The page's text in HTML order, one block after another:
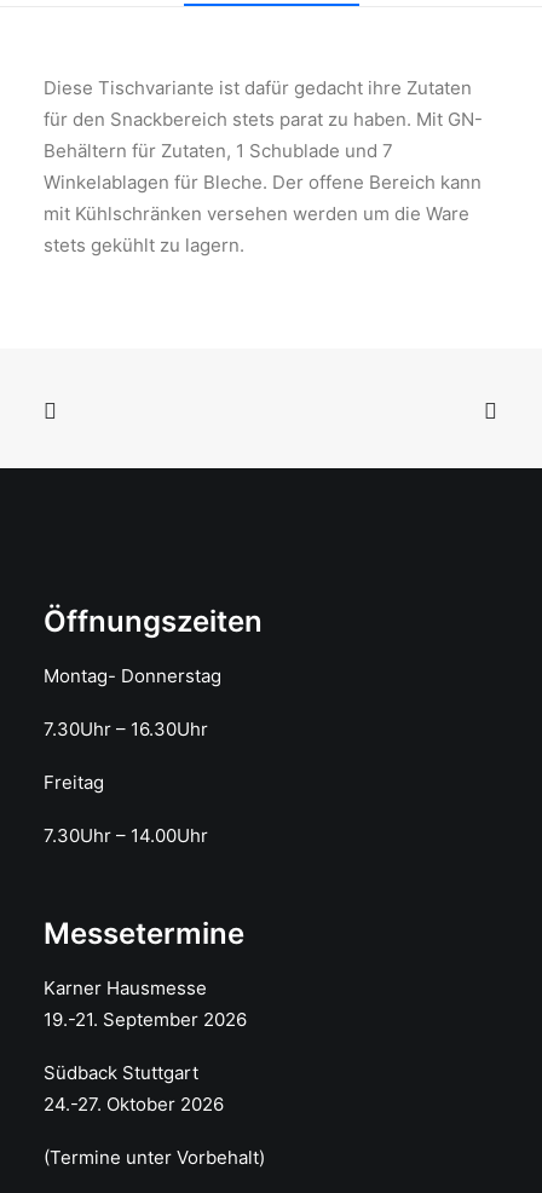
Diese Tischvariante ist dafür gedacht ihre Zutaten
für den Snackbereich stets parat zu haben. Mit GN-
Behältern für Zutaten, 1 Schublade und 7
Winkelablagen für Bleche. Der offene Bereich kann
mit Kühlschränken versehen werden um die Ware
stets gekühlt zu lagern.
Öffnungszeiten
Montag- Donnerstag
7.30Uhr – 16.30Uhr
Freitag
7.30Uhr – 14.00Uhr
Messetermine
Karner Hausmesse
19.-21. September 2026
Südback Stuttgart
24.-27. Oktober 2026
(Termine unter Vorbehalt)